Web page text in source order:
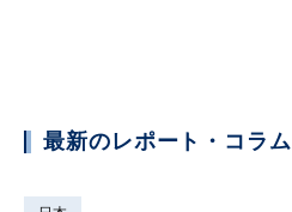
最新のレポート・コラム